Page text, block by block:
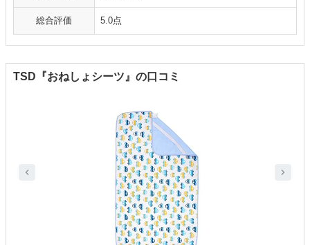
総合評価 5.0点
TSD『おねしょシーツ』の口コミ